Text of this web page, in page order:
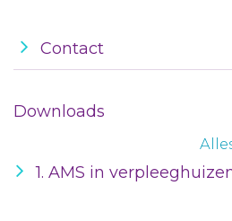
Contact
Downloads
1. AMS in